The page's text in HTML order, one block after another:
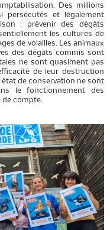
Des millions
persécutés et légalement
: prévenir des dégâts
les cultures de
de volailles. Les animaux
des dégâts commis sont
ne sont quasiment pas
de leur destruction
état de conservation ne sont
le fonctionnement des
de compte.